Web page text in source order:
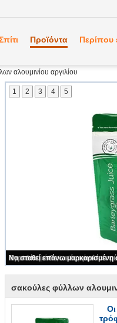
Προϊόντα Περίπου
αλουμινίου αργιλίου
1 2 3 4 5
σακούλες φύλλων